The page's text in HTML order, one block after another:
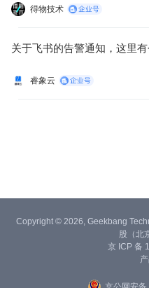
得物技术
稳定性要求日益趋高。那如何
关于飞书的告警通知，这里
睿象云
Copyright © 2026, Geekbang
股（北
京 ICP 备